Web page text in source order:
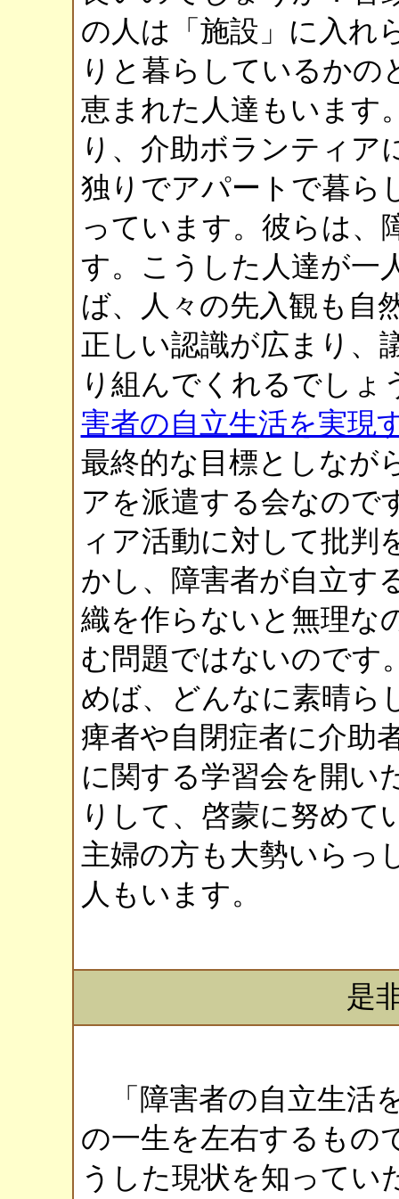
の人は「施設」に入れ
りと暮らしているか
恵まれた人達もいます
り、介助ボランティア
独りでアパートで暮ら
っています。彼らは、
す。こうした人達が一
ば、人々の先入観も自
正しい認識が広まり、
り組んでくれるでしょ
害者の自立生活を実現
最終的な目標としなが
アを派遣する会なので
ィア活動に対して批判
かし、障害者が自立す
織を作らないと無理な
む問題ではないのです
めば、どんなに素晴ら
痺者や自閉症者に介助
に関する学習会を開い
りして、啓蒙に努めて
主婦の方も大勢いらっ
人もいます。
是
「障害者の自立生活
の一生を左右するもの
うした現状を知ってい